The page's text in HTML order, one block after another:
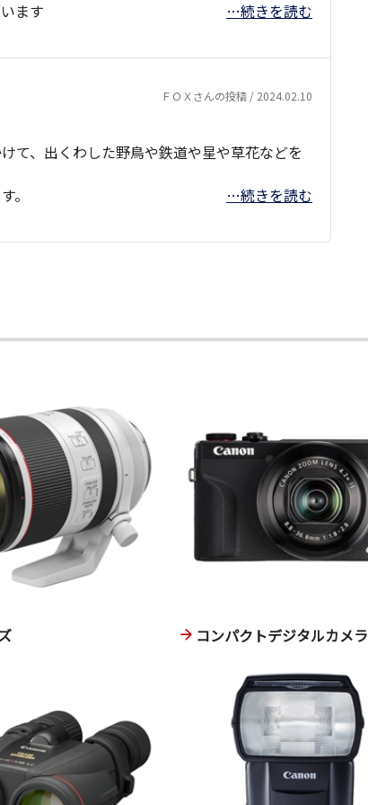
ます …続きを読む
て、出くわした野鳥や鉄道や星や草花などを
。
…続きを読む
ＦＯＸさんの投稿 / 2024.02.10
コンパクトデジタルカメラ